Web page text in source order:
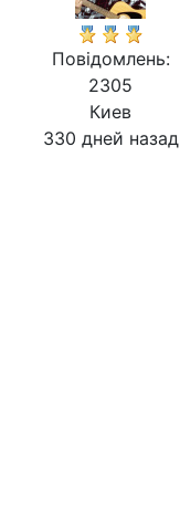
Повідомлень:
2305
Киев
330 дней назад